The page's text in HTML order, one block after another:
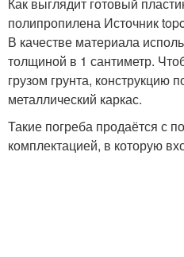
полипропилена Источник
В качестве материала
толщиной в 1 сантиметр.
грузом грунта, конструкцию
металлический каркас.
Такие погреба продаётся с
комплектацией, в которую